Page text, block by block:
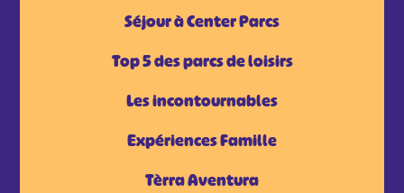
Séjour à Center Parcs
Top 5 des parcs de loisirs
Les incontournables
Expériences Famille
Tèrra Aventura